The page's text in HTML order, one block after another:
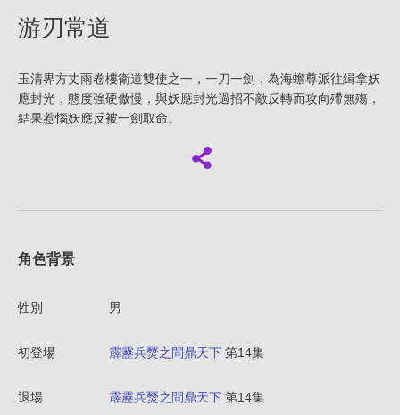
游刃常道
玉清界方丈雨卷樓衛道雙使之一，一刀一劍，為海蟾尊派往緝拿妖
應封光，態度強硬傲慢，與妖應封光過招不敵反轉而攻向殢無殤，
結果惹惱妖應反被一劍取命。
角色背景
性別 男
初登場 霹靂兵燹之問鼎天下 第14集
退場 霹靂兵燹之問鼎天下 第14集